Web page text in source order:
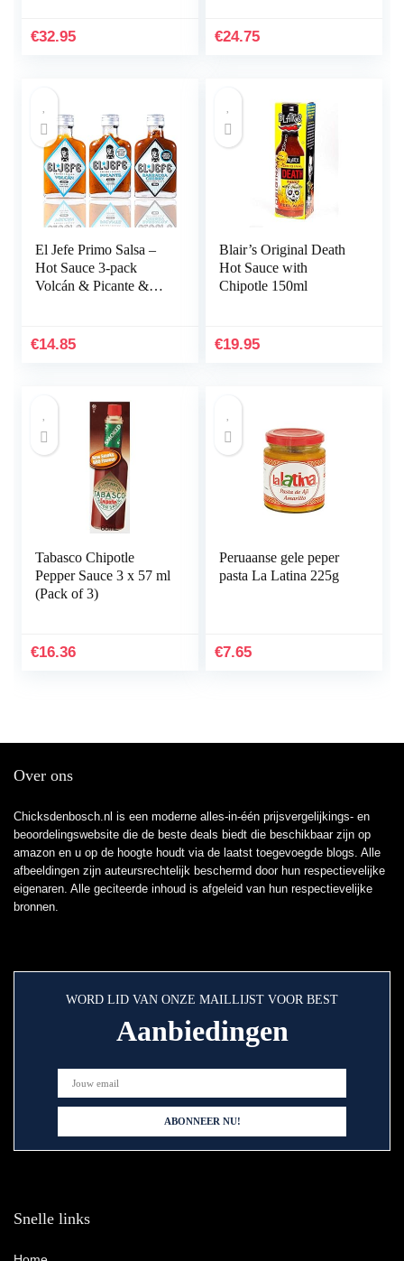
€32.95
100ml
€24.75
El Jefe Primo Salsa –
Hot Sauce 3-pack
Volcán & Picante &
€14.85
Blair’s Original Death
Hot Sauce with
Chipotle 150ml
€19.95
Tabasco Chipotle
Pepper Sauce 3 x 57 ml
(Pack of 3)
€16.36
Peruaanse gele peper
pasta La Latina 225g
€7.65
Over ons
Chicksdenbosch.nl is een moderne alles-in-één prijsvergelijkings- en
beoordelingswebsite die de beste deals biedt die beschikbaar zijn op
amazon en u op de hoogte houdt via de laatst toegevoegde blogs. Alle
afbeeldingen zijn auteursrechtelijk beschermd door hun respectievelijke
eigenaren. Alle geciteerde inhoud is afgeleid van hun respectievelijke
bronnen.
WORD LID VAN ONZE MAILLIJST VOOR BEST
Aanbiedingen
Snelle links